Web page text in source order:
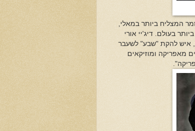
המצליח ביותר במאלי,
בעולם דיג'יי אורי
איש להקת "שבע" לשעבר
מאפריקה ומוזיקאים